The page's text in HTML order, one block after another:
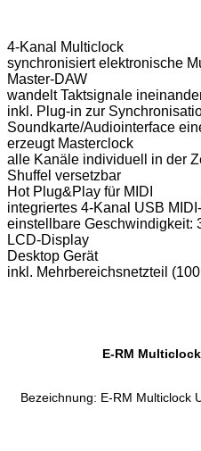
4-Kanal Multiclock
synchronisiert elektronische
Master-DAW
wandelt Taktsignale
inkl. Plug-in zur
Soundkarte/Audiointerface
erzeugt Masterclock
alle Kanäle individuell in der
Shuffel versetzbar
Hot Plug&Play für MIDI
integriertes 4-Kanal USB
einstellbare Geschwindigkeit:
LCD-Display
Desktop Gerät
inkl. Mehrbereichsnetzteil
E-RM
Bezeichnung: E-RM Multiclock